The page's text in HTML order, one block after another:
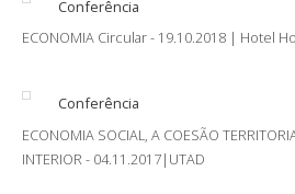
Conferência
ECONOMIA Circular - 19.10.2018 | Hotel
Conferência
ECONOMIA SOCIAL, A COESÃO
INTERIOR - 04.11.2017|UTAD